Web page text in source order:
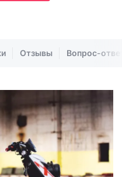
Отзывы Вопрос-